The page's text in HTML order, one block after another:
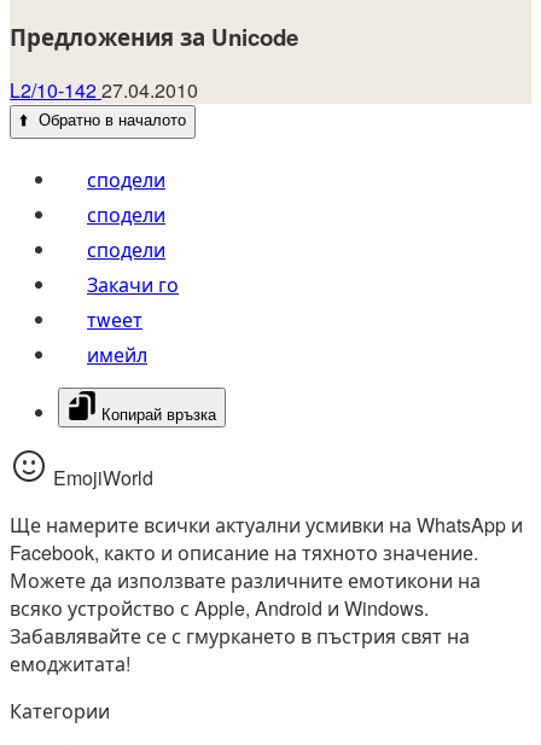
Предложения за Unicode
L2/10-14227.04.2010
⬆️ Обратно в началото
сподели
сподели
сподели
Закачи го
тwеет
имейл
Копирай връзка
EmojiWorld
Ще намерите всички актуални усмивки на WhatsApp и
Facebook, както и описание на тяхното значение.
Можете да използвате различните емотикони на
всяко устройство с Apple, Android и Windows.
Забавлявайте се с гмуркането в пъстрия свят на
емоджитата!
Категории